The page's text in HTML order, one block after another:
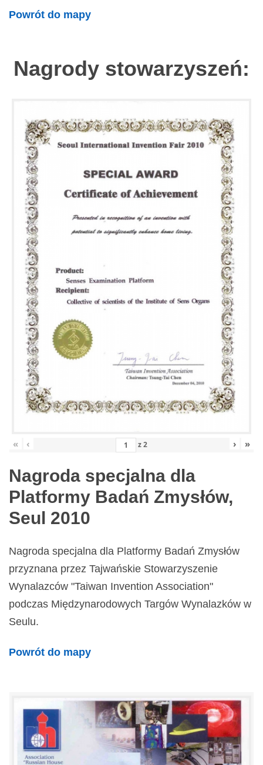
Powrót do mapy
Nagrody stowarzyszeń:
« ‹ z2 › »
Nagroda specjalna dla
Platformy Badań Zmysłów,
Seul 2010
Nagroda specjalna dla Platformy Badań Zmysłów
przyznana przez Tajwańskie Stowarzyszenie
Wynalazców "Taiwan Invention Association"
podczas Międzynarodowych Targów Wynalazków w
Seulu.
Powrót do mapy